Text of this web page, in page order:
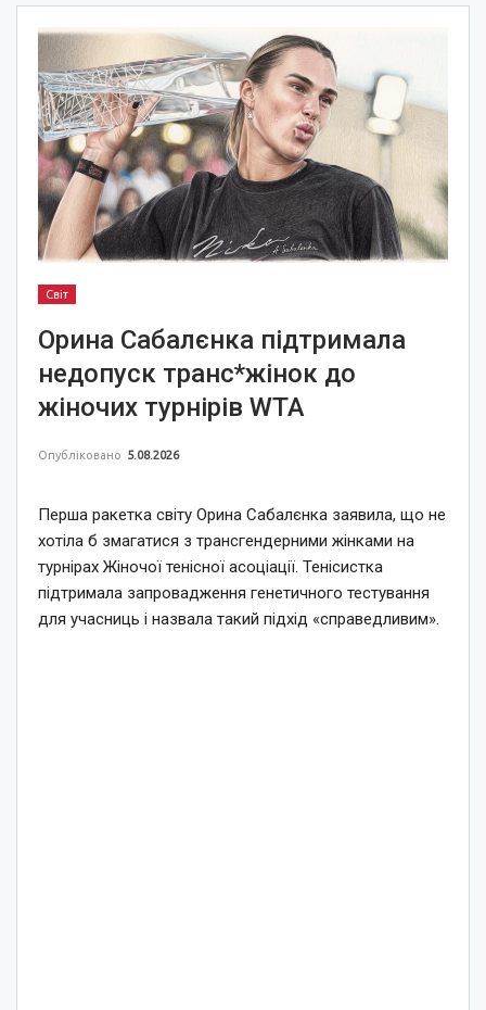
Світ
Орина Сабалєнка підтримала
недопуск транс*жінок до
жіночих турнірів WTA
Опубліковано 5.08.2026
Перша ракетка світу Орина Сабалєнка заявила, що не
хотіла б змагатися з трансгендерними жінками на
турнірах Жіночої тенісної асоціації. Тенісистка
підтримала запровадження генетичного тестування
для учасниць і назвала такий підхід «справедливим».